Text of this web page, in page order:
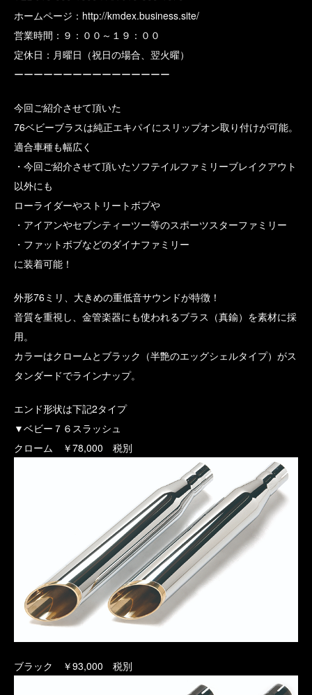
ホームページ： http://kmdex.business.site/
営業時間：９：００～１９：００
定休日：月曜日（祝日の場合、翌火曜）
ーーーーーーーーーーーーーーーー
今回ご紹介させて頂いた
76ベビーブラスは純正エキパイにスリップオン取り付けが可能。
適合車種も幅広く
・今回ご紹介させて頂いたソフテイルファミリーブレイクアウト
以外にも
ローライダーやストリートボブや
・アイアンやセブンティーツー等のスポーツスターファミリー
・ファットボブなどのダイナファミリー
に装着可能！
外形76ミリ、大きめの重低音サウンドが特徴！
音質を重視し、金管楽器にも使われるブラス（真鍮）を素材に採
用。
カラーはクロームとブラック（半艶のエッグシェルタイプ）がス
タンダードでラインナップ。
エンド形状は下記2タイプ
▼ベビー７６スラッシュ
クローム ￥78,000 税別
ブラック ￥93,000 税別